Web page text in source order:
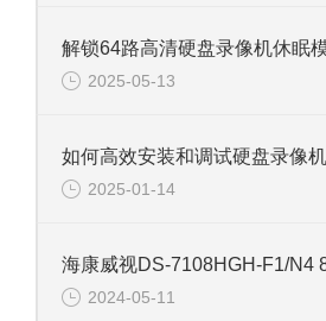
2025-05-13
2025-01-14
2024-05-11